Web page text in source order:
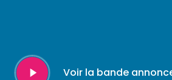
Play
Video
Voir la bande